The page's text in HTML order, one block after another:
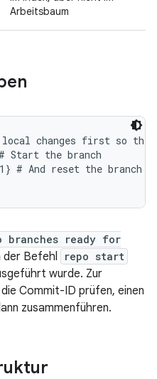
Arbeitsbaum
local changes first so
Start the branch
# And reset the
branches ready for
der Befehl repo start
wurde. Zur
Commit-ID prüfen, einen
zusammenführen.